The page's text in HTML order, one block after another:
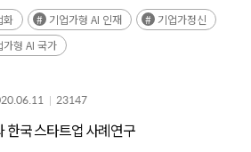
품이나 서비스로 전환하는 사업화 과정이 필수적이다.
는 높은 기술적 이해와 전문지식이 성공적 사업화의
성공적 AI 스타트업은 석·박사급 고급 AI 인재가
제기한다. 그동안 우리나라의 AI 인재 정책은
보, 그리고 산업기술인력 양성을 통한 노동수요 대응에
더해, AI 인재 양성 정책의 지향점으로 혁신 및
화 기업가형 AI 인재
기업가정신
가형 AI 국가
23147
한국 스타트업 사례연구